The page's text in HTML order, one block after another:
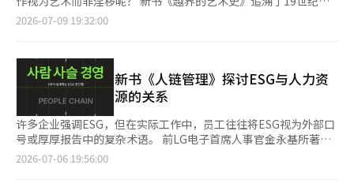
诗与读者之间的门槛。 书名取自南贤智诗作《阳光》的第一句。
就像刚刚破土而出的新生姜，这本书的诗以辛辣的味道唤醒了麻木
后面的“献给下一个读者”更像是热爱诗歌的读者写给其他读者的
信，提示他们在哪些句子上多停留，哪些情感隐藏在其中。 “刚
刚破土而出的嫩芽，轻轻抖落泥土，咬上一口时，口中弥漫着那种
既甜美又不完全甜美的味道。我们在二十三位年轻诗人编织的句子
中，品尝到了那种‘新生姜’的辛辣。（省略）有时用尖锐的语言
刺破日常的乏味，有时用冷峻的黑色幽默反映我们所处现实的讽
刺。但在这种辛辣的倾诉的尽头，却留有一种奇妙的香气，唤醒了
标准、身份、关系等。 “大家都是这样做的”、“这是你选择
的”、“好人应该做到这一点”、“我以为你会理解”等言辞如何
者提出的核心实践方法是“事实分离-情感命名-解释延缓-请求重
新定义”的四阶段认知防御系统。 首先区分实际确认的事实与个
人的推测。接着为当时感受到的焦虑、内疚、恐惧、急迫等情感命
名。然后不急于确定对方的意图和情境的意义，而是延缓解释。
最后一步是将模糊的压力转化为具体的请求。通过询问对方希望自
己采取什么具体行动、何时完成、自己需要承担的责任是什么等方
式进行确认。 书的后半部分将这种方法应用于双重束缚、特定方
向的信息框架、通过小的同意积累更大的要求等情况。 从引导消
的不是工资，而是资产”、“如何利用工资将决定富人、中产阶级
和穷人的差别”等。 对待金钱的观点也形成鲜明对比。穷爸爸
生长，必须创造让钱为你赚钱的结构。”他认为，不仅要攀登成功
的阶梯，更要拥有这把梯子。为此，他还向孩子们灌输分散投资于
房地产、债券和股票等多种资产的思维方式。 此外，书中还提出
了8种改变对金钱思维的金融素养策略，包括区分收入与支出、资
产与负债、资产导向思维、阅读现金流的能力、区分事实与观点的
态度，以及学习经济语言的习惯。书中还建议将总收入的30%分
配，其中10%用于储蓄，10%用于投资，剩下的10%用于新的资
产活动或捐赠。 “不正确教育孩子的父母，可能会在未来面临孩
现代主义时期裸体画的艺术与审查历史，深入探讨了处于微妙边界
画家开始坦诚地表达真实的身体和人类的欲望。这些作品在艺术与
淫秽的边界上引发了争论，画家们因此受到审判或作品被没收。
埃贡·席勒因其在1912年创作的露骨裸体画而被捕。他的作品毫
不掩饰地展示了扭曲的人体和赤裸裸的性欲，甚至在法庭上被焚
烧。然而，曾被贴上“色情”标签的他的作品如今已被提升为现代
艺术的杰作，在世界主要美术馆展出，并以数百万美元的价格交
易。 书中讲述了埃贡·席勒、古斯塔夫·克里姆特、爱德华·马
奈、居斯塔夫·库尔贝、亨利·德·图卢兹-洛特雷克、阿梅代奥
2026-07-09 19:32:00
新书《人链管理》探讨ESG与人力资
源的关系
许多企业强调ESG，但在实际工作中，员工往往将ESG视为外部口
号或厚厚报告中的复杂术语。 前LG电子首席人事官金永基所著的
《人链管理》（南南出版社）深入探讨了这一点，指出“推动ESG
2026-07-06 19:56:00